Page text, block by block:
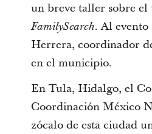
un breve taller sobre el
FamilySearch. Al evento
Herrera, coordinador
en el municipio.
En Tula, Hidalgo, el
Coordinación México
zócalo de esta ciudad